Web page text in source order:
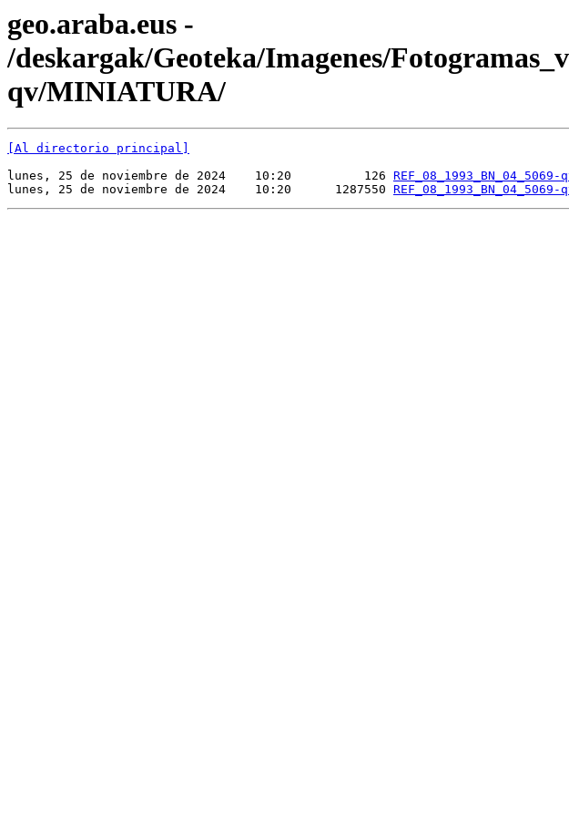
geo.araba.eus -
/deskargak/Geoteka/Imagenes/
qv/MINIATURA/
[Al directorio principal]
lunes, 25 de noviembre de 2024    10:20          126
lunes, 25 de noviembre de 2024    10:20      1287550